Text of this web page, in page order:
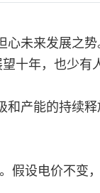
未来发展之
年，也少有
产能的持续
设电价不变